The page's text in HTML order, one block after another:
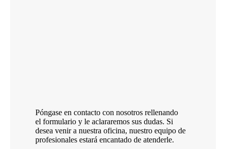
Póngase en contacto con nosotros rellenando
el formulario y le aclararemos sus dudas. Si
desea venir a nuestra oficina, nuestro equipo de
profesionales estará encantado de atenderle.